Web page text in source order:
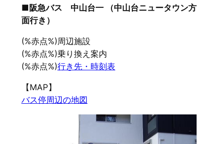
■阪急バス 中山台一 （中山台ニュータウン方
面行き）
(%赤点%)周辺施設
(%赤点%)乗り換え案内
(%赤点%)行き先・時刻表
【MAP】
バス停周辺の地図